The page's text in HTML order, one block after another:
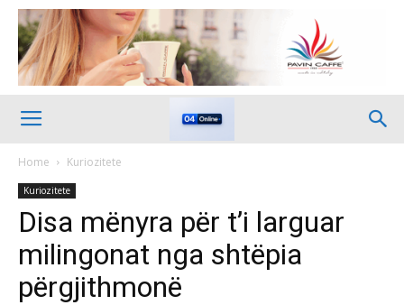
Home Kuriozitete
Kuriozitete
Disa mënyra për t’i larguar
milingonat nga shtëpia
përgjithmonë